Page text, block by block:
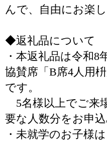
んで、自由にお楽
◆返礼品について
・本返礼品は令和8
協賛席「B席4人用
です。
5名様以上でご来
要な人数分をお申込
・未就学のお子様